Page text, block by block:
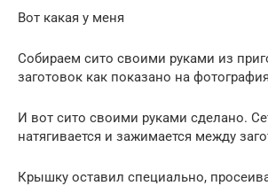
Вот какая у меня
Собираем сито своими руками из
заготовок как показано на
И вот сито своими руками сделано.
натягивается и зажимается между
Крышку оставил специально,